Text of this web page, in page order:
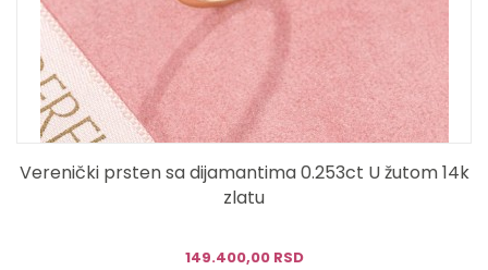
Verenički prsten sa dijamantima 0.253ct U žutom 14k
zlatu
149.400,00 RSD